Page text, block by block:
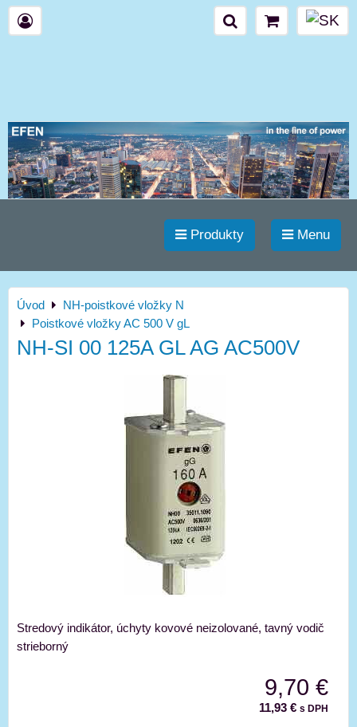
Produkty Menu
Úvod
NH-poistkové vložky N
Poistkové vložky AC 500 V gL
NH-SI 00 125A GL AG AC500V
Stredový indikátor, úchyty kovové neizolované, tavný vodič
strieborný
9,70 €
11,93 € s DPH